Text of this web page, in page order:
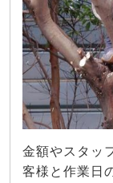
金額やスタッ
客様と作業日